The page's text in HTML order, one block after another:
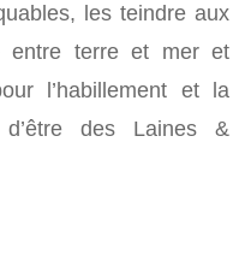
les teindre aux
entre terre et mer et
l’habillement et la
des Laines &